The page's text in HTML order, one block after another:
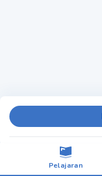
Pelajaran